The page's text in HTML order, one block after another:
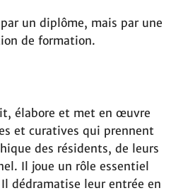
un diplôme, mais par une
de formation.
élabore et met en œuvre
et curatives qui prennent
des résidents, de leurs
Il joue un rôle essentiel
dédramatise leur entrée en